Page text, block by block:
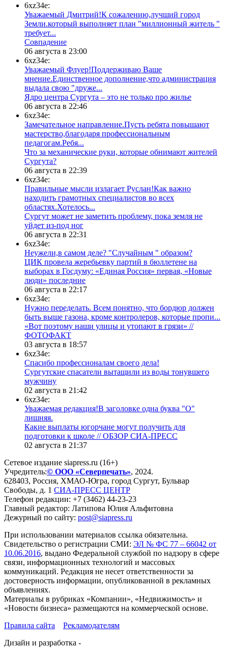
6xz34e:
Уважаемый Дмитрий!К сожалению,лучший город
Земли.который выполняет план "миллионный житель "
требует...
​Совпадение
06 августа в 23:00
6xz34e:
Уважаемый Флуер!Поддерживаю Ваше
мнение.Единственное дополнение,что администрация
выдала свою "друже...
​Ядро центра Сургута ‒ это не только про жилье
06 августа в 22:46
6xz34e:
Замечательное направление.Пусть ребята повышают
мастерство,благодаря профессиональным
педагогам.Ребя...
​Что за механические руки, которые обнимают жителей
Сургута?
06 августа в 22:39
6xz34e:
Правильные мысли излагает Руслан!Как важно
находить грамотных специалистов во всех
областях.Хотелось...
Сургут может не заметить проблему, пока земля не
уйдет из-под ног
06 августа в 22:31
6xz34e:
Неужели,в самом деле? "Случайным " образом?
ЦИК провела жеребьевку партий в бюллетене на
выборах в Госдуму: «Единая Россия» первая, «Новые
люди» последние
06 августа в 22:17
6xz34e:
Нужно переделать. Всем понятно, что бордюр должен
быть выше газона, кроме контролеров, которые пропи...
«Вот поэтому наши улицы и утопают в грязи» //
ФОТОФАКТ
03 августа в 18:57
6xz34e:
Спасибо профессионалам своего дела!
Сургутские спасатели вытащили из воды тонувшего
мужчину
02 августа в 21:42
6xz34e:
Уважаемая редакция!В заголовке одна буква "О"
лишняя.
Какие выплаты югорчане могут получить для
подготовки к школе // ОБЗОР СИА-ПРЕСС
02 августа в 21:37
Сетевое издание siapress.ru (16+)
Учредитель:© ООО «Северпечать», 2024.
628403, Россия, ХМАО-Югра, город Сургут, Бульвар
Свободы, д. 1 СИА-ПРЕСС ЦЕНТР
Телефон редакции: +7 (3462) 44-23-23
Главный редактор: Латипова Юлия Альфитовна
Дежурный по сайту: post@siapress.ru
При использовании материалов ссылка обязательна.
Свидетельство о регистрации СМИ: ЭЛ № ФС 77 – 66042 от
10.06.2016, выдано Федеральной службой по надзору в сфере
связи, информационных технологий и массовых
коммуникаций. Редакция не несет ответственности за
достоверность информации, опубликованной в рекламных
объявлениях.
Материалы в рубриках «Компании», «Недвижимость» и
«Новости бизнеса» размещаются на коммерческой основе.
Правила сайта
Рекламодателям
Дизайн и разработка -